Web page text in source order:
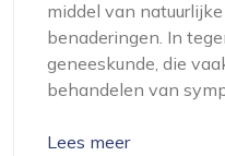
middel van
benaderingen. In
geneeskunde, die
behandelen van
Lees meer